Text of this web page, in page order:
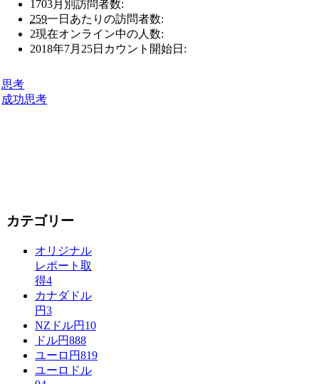
1703月別訪問者数:
259一日あたりの訪問者数:
2現在オンライン中の人数:
2018年7月25日 カウント開始日:
思考
成功思考
カテゴリー
オリジナル
レポート取
得4
カナダドル
円3
NZドル円 10
ドル円888
ユーロ円819
ユーロドル